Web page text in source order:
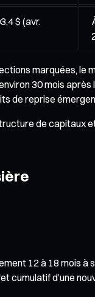
$ (avr.
marquées, le
30 mois après
de reprise
de
12 à 18 mois à
cumulatif d’une